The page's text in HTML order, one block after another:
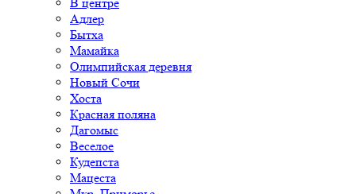
Адлер
Бытха
Мамайка
Олимпийская деревня
Новый Сочи
Хоста
Красная поляна
Дагомыс
Веселое
Кудепста
Мацеста